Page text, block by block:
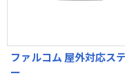
ファルコム 屋外対応ス
ー